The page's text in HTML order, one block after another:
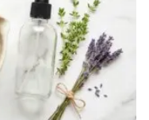
, 81 (6), 552-562.